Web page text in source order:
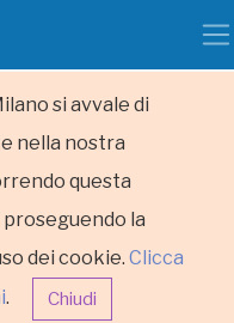
si avvale di
nella nostra
questa
proseguendo la
dei cookie. Clicca
. Chiudi